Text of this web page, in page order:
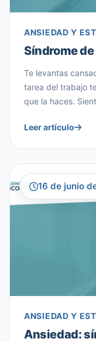
ANSIEDAD Y
Síndrome
Te levantas
tarea del trabajo
que la haces.
«solo estrés» o
Leer artículo
16 de junio
ANSIEDAD Y
Ansiedad: